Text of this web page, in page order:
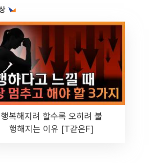
행복해지려 할수록 오히려 불
행해지는 이유 [T같은F]